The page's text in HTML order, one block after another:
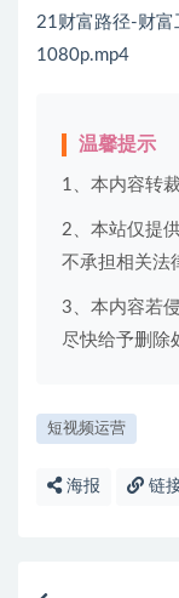
21财富路径-财富
1080p.mp4
温馨提示
1、本内容转
2、本站仅提
不承担相关法
3、本内容若
尽快给予删除
短视频运营
海报 链